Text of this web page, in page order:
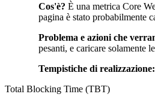
Cos'è? È una metrica Core
pagina è stato probabilmente
Problema e azioni che
pesanti, e caricare solamente
Tempistiche di realizzazione:
Total Blocking Time (TBT)